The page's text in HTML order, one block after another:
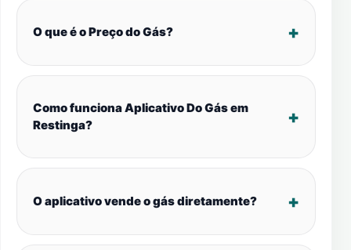
O que é o Preço do Gás?
Como funciona Aplicativo Do Gás em
Restinga?
O aplicativo vende o gás diretamente?